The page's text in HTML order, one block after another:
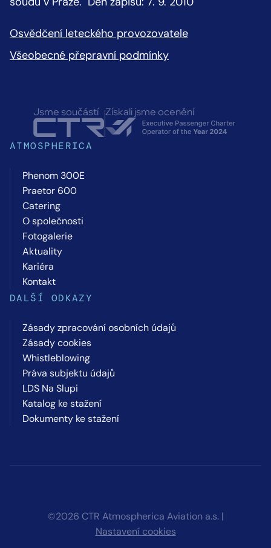
Osvědčení leteckého provozovatele
Všeobecné přepravní podmínky
Jsme součástí Získali jsme ocenění
ATMOSPHERICA
Phenom 300E
Praetor 600
Catering
O společnosti
Fotogalerie
Aktuality
Kariéra
Kontakt
DALŠÍ ODKAZY
Zásady zpracování osobních údajů
Zásady cookies
Whistleblowing
Práva subjektu údajů
LDS Na Slupi
Katalog ke stažení
Dokumenty ke stažení
©2026 CTR Atmospherica Aviation a.s. |
Nastavení cookies